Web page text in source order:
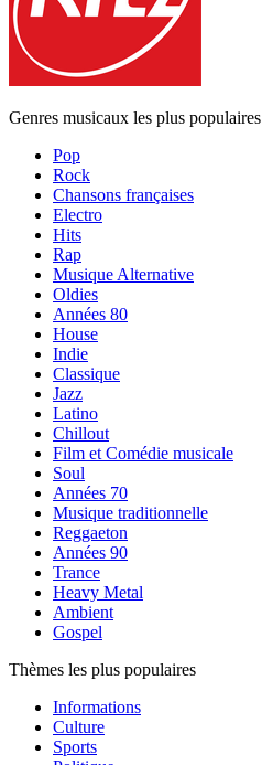
Genres musicaux les plus populaires
Pop
Rock
Chansons françaises
Electro
Hits
Rap
Musique Alternative
Oldies
Années 80
House
Indie
Classique
Jazz
Latino
Chillout
Film et Comédie musicale
Soul
Années 70
Musique traditionnelle
Reggaeton
Années 90
Trance
Heavy Metal
Ambient
Gospel
Thèmes les plus populaires
Informations
Culture
Sports